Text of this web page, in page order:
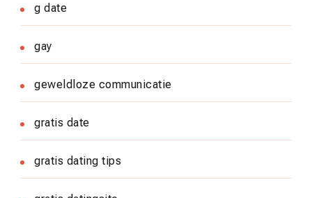
g date
gay
geweldloze communicatie
gratis date
gratis dating tips